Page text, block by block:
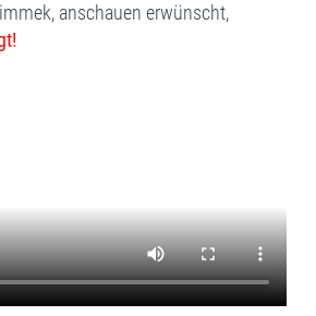
anschauen erwünscht,